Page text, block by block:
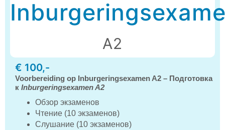
A2
€ 100,-
Voorbereiding op Inburgeringsexamen A2 – Подготовка
к Inburgeringsexamen A2
Обзор экзаменов
Чтение (10 экзаменов)
Слушание (10 экзаменов)